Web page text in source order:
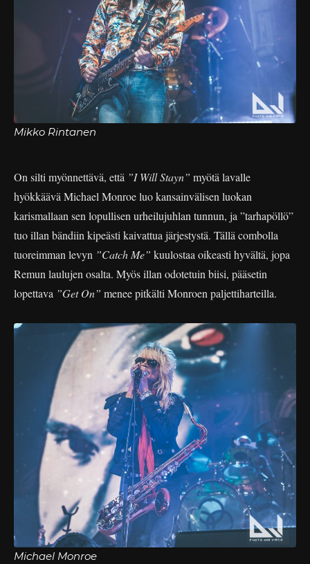
Mikko Rintanen
On silti myönnettävä, että ”I Will Stayn” myötä lavalle
hyökkäävä Michael Monroe luo kansainvälisen luokan
karismallaan sen lopullisen urheilujuhlan tunnun, ja ”tarhapöllö”
tuo illan bändiin kipeästi kaivattua järjestystä. Tällä combolla
tuoreimman levyn ”Catch Me” kuulostaa oikeasti hyvältä, jopa
Remun laulujen osalta. Myös illan odotetuin biisi, pääsetin
lopettava ”Get On” menee pitkälti Monroen paljettiharteilla.
Michael Monroe